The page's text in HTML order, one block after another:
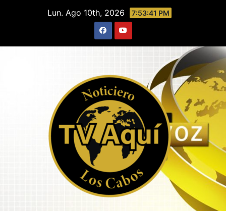
Lun. Ago 10th, 2026 7:53:42 PM